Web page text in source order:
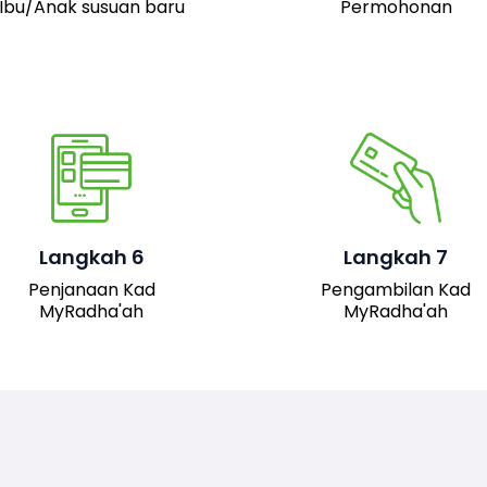
Ibu/Anak susuan baru
Permohonan
Langkah 6
Penjanaan Kad
MyRadha'ah
Setelah permohonan
akan dijana.
Langkah 7
Pengambilan Kad
MyRadha'ah
Pemohon boleh hadir ke
pejabat JAIS untuk
mengambil kad fizikal
MyRadha’ah. Selain itu,
pemohon juga boleh
turun versi digital kad
sistem untuk
kemudahan akses.